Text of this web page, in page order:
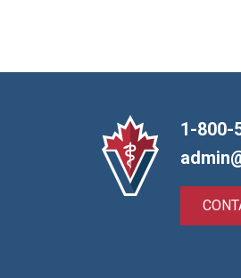
1-800-